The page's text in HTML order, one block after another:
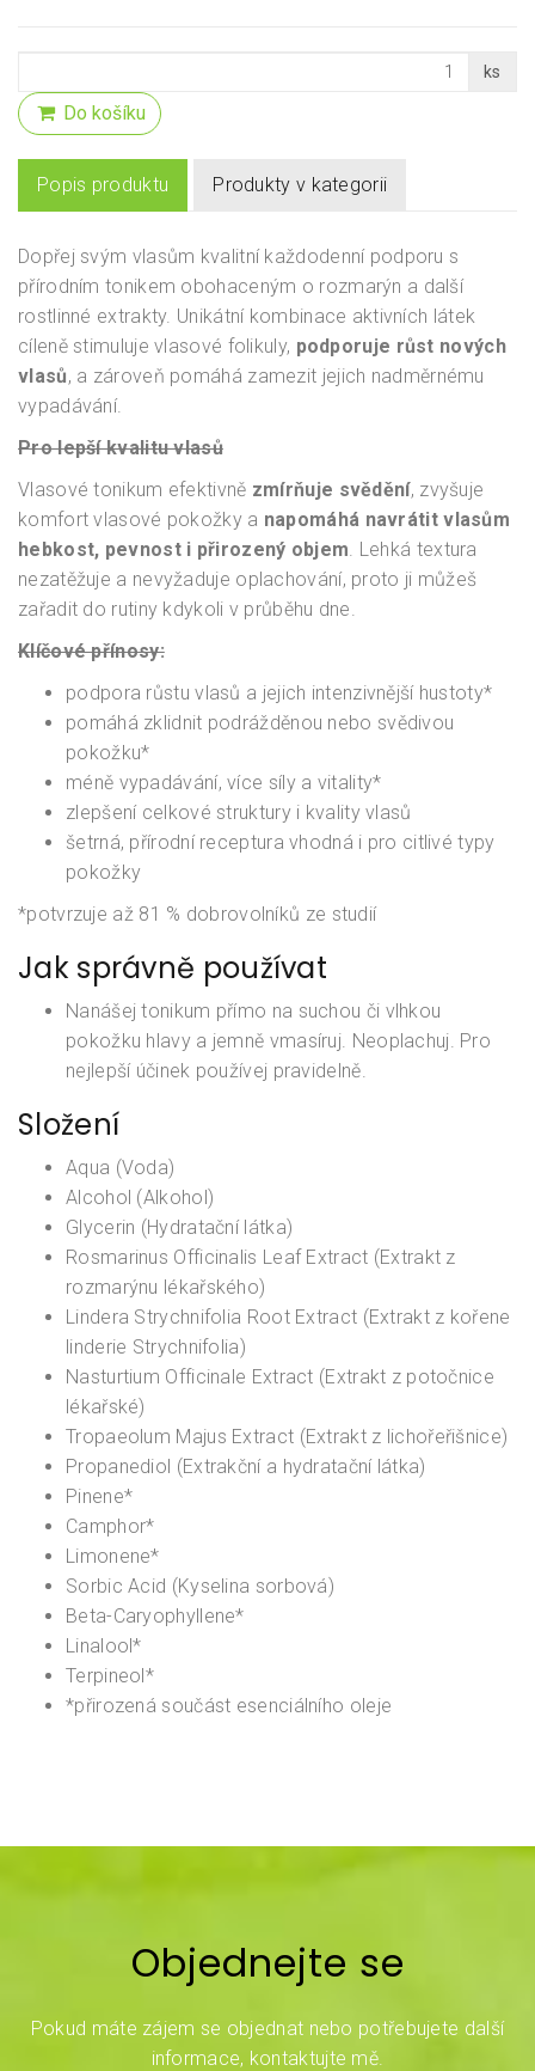
ks
Do košíku
Popis produktu Produkty v kategorii
Dopřej svým vlasům kvalitní každodenní podporu s
přírodním tonikem obohaceným o rozmarýn a další
rostlinné extrakty. Unikátní kombinace aktivních látek
cíleně stimuluje vlasové folikuly, podporuje růst nových
vlasů, a zároveň pomáhá zamezit jejich nadměrnému
vypadávání.
Pro lepší kvalitu vlasů
Vlasové tonikum efektivně zmírňuje svědění, zvyšuje
komfort vlasové pokožky a napomáhá navrátit vlasům
hebkost, pevnost i přirozený objem. Lehká textura
nezatěžuje a nevyžaduje oplachování, proto ji můžeš
zařadit do rutiny kdykoli v průběhu dne.
Klíčové přínosy:
podpora růstu vlasů a jejich intenzivnější hustoty*
pomáhá zklidnit podrážděnou nebo svědivou
pokožku*
méně vypadávání, více síly a vitality*
zlepšení celkové struktury i kvality vlasů
šetrná, přírodní receptura vhodná i pro citlivé typy
pokožky
*potvrzuje až 81 % dobrovolníků ze studií
Jak správně používat
Nanášej tonikum přímo na suchou či vlhkou
pokožku hlavy a jemně vmasíruj. Neoplachuj. Pro
nejlepší účinek používej pravidelně.
Složení
Aqua (Voda)
Alcohol (Alkohol)
Glycerin (Hydratační látka)
Rosmarinus Officinalis Leaf Extract (Extrakt z
rozmarýnu lékařského)
Lindera Strychnifolia Root Extract (Extrakt z kořene
linderie Strychnifolia)
Nasturtium Officinale Extract (Extrakt z potočnice
lékařské)
Tropaeolum Majus Extract (Extrakt z lichořeřišnice)
Propanediol (Extrakční a hydratační látka)
Pinene*
Camphor*
Limonene*
Sorbic Acid (Kyselina sorbová)
Beta-Caryophyllene*
Linalool*
Terpineol*
*přirozená součást esenciálního oleje
Objednejte se
Pokud máte zájem se objednat nebo potřebujete další
informace, kontaktujte mě.